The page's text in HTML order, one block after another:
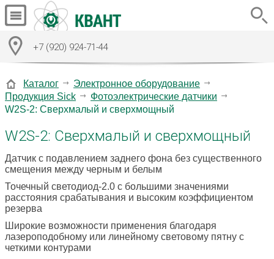
+7 (920) 924-71-44
Каталог
Электронное оборудование
Продукция Sick
Фотоэлектрические датчики
W2S-2: Сверхмалый и сверхмощный
W2S-2: Сверхмалый и сверхмощный
Датчик с подавлением заднего фона без существенного
смещения между черным и белым
Точечный светодиод-2.0 с большими значениями
расстояния срабатывания и высоким коэффициентом
резерва
Широкие возможности применения благодаря
лазероподобному или линейному световому пятну с
четкими контурами